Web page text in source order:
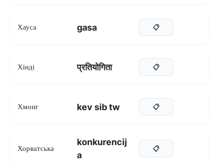
Хауса gasa 📋
Хінді प्रतियोगिता 📋
Хмонг kev sib tw 📋
Хорватська
konkurencij
a
📋